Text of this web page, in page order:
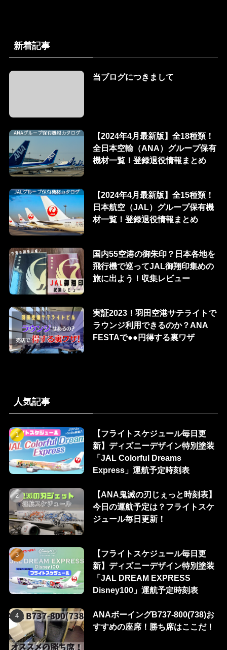
新着記事
当ブログにつきまして
【2024年4月最新版】全18種類！
全日本空輸（ANA）グループ保有
機材一覧！登録退役情報まとめ
【2024年4月最新版】全15種類！
日本航空（JAL）グループ保有機
材一覧！登録退役情報まとめ
国内55空港の御朱印？日本各地を
飛行機で巡ってJAL御翔印集めの
旅に出よう！収集レビュー
実証2023！羽田空港サテライトで
ラウンジ利用できるのか？ANA
FESTAで●●円得する裏ワザ
人気記事
【フライトスケジュール毎日更
新】ディズニーデザイン特別塗装
「JAL Colorful Dreams
Express」運航予定時刻表
【ANA鬼滅の刃じぇっと時刻表】
今日の運航予定は？フライトスケ
ジュール毎日更新！
【フライトスケジュール毎日更
新】ディズニーデザイン特別塗装
「JAL DREAM EXPRESS
Disney100」運航予定時刻表
ANAボーイングB737-800(738)お
すすめの座席！勝ち席はここだ！